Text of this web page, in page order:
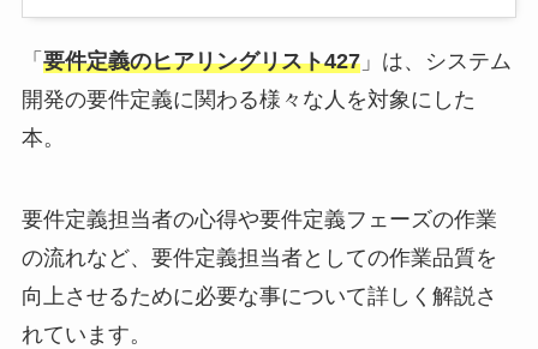
「 要件定義のヒアリングリスト427」は、システム
開発の要件定義に関わる様々な人を対象にした
本。
要件定義担当者の心得や要件定義フェーズの作業
の流れなど、要件定義担当者としての作業品質を
向上させるために必要な事について詳しく解説さ
れています。